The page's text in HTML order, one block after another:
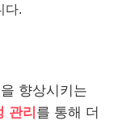
다.
향상시키는
관리 를 통해 더